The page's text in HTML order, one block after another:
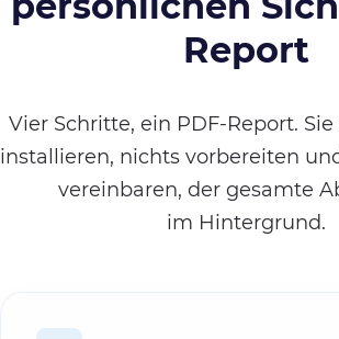
Report
Vier Schritte, ein PDF-Report.
installieren, nichts vorbereiten
vereinbaren, der gesamte
im Hintergrund.